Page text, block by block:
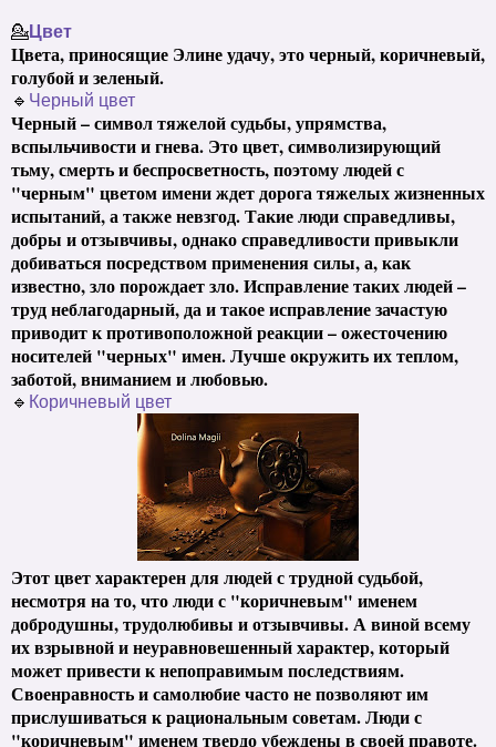
💁Цвет
Цвета, приносящие Элине удачу, это черный, коричневый,
голубой и зеленый.
🔹 Черный цвет
Черный – символ тяжелой судьбы, упрямства,
вспыльчивости и гнева. Это цвет, символизирующий
тьму, смерть и беспросветность, поэтому людей с
"черным" цветом имени ждет дорога тяжелых жизненных
испытаний, а также невзгод. Такие люди справедливы,
добры и отзывчивы, однако справедливости привыкли
добиваться посредством применения силы, а, как
известно, зло порождает зло. Исправление таких людей –
труд неблагодарный, да и такое исправление зачастую
приводит к противоположной реакции – ожесточению
носителей "черных" имен. Лучше окружить их теплом,
заботой, вниманием и любовью.
🔹 Коричневый цвет
Этот цвет характерен для людей с трудной судьбой,
несмотря на то, что люди с "коричневым" именем
добродушны, трудолюбивы и отзывчивы. А виной всему
их взрывной и неуравновешенный характер, который
может привести к непоправимым последствиям.
Своенравность и самолюбие часто не позволяют им
прислушиваться к рациональным советам. Люди с
"коричневым" именем твердо убеждены в своей правоте.